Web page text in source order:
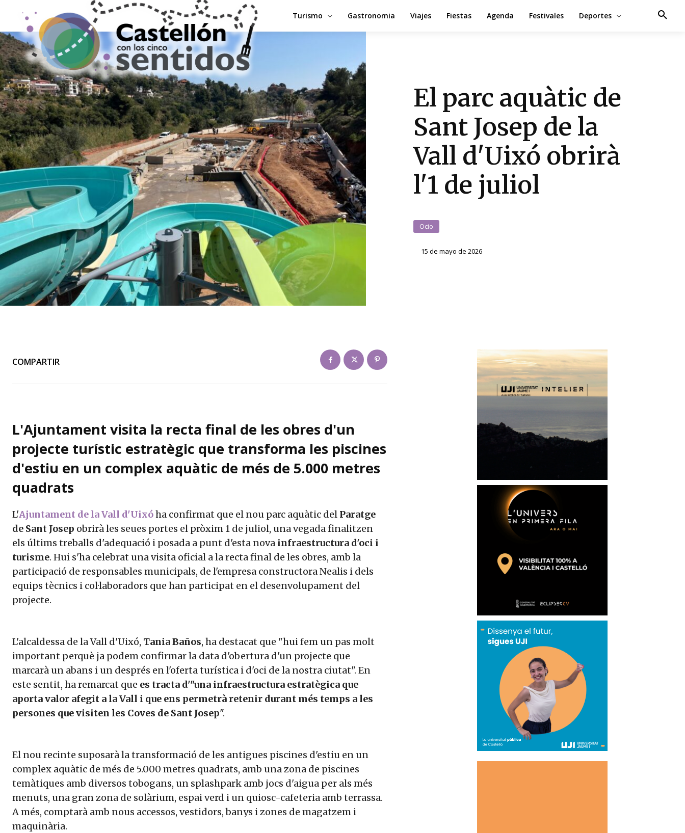
Turismo Gastronomia Viajes Fiestas Agenda Festivales Deportes
El parc aquàtic de
Sant Josep de la
Vall d'Uixó obrirà
l'1 de juliol
Ocio
15 de mayo de 2026
COMPARTIR
L'Ajuntament visita la recta final de les obres d'un
projecte turístic estratègic que transforma les piscines
d'estiu en un complex aquàtic de més de 5.000 metres
quadrats
L'Ajuntament de la Vall d'Uixóha confirmat que el nou parc aquàtic del Paratge
de Sant Josep obrirà les seues portes el pròxim 1 de juliol, una vegada finalitzen
els últims treballs d'adequació i posada a punt d'esta nova infraestructura d'oci i
turisme. Hui s'ha celebrat una visita oficial a la recta final de les obres, amb la
participació de responsables municipals, de l'empresa constructora Nealis i dels
equips tècnics i col·laboradors que han participat en el desenvolupament del
projecte.
L'alcaldessa de la Vall d'Uixó, Tania Baños, ha destacat que "hui fem un pas molt
important perquè ja podem confirmar la data d'obertura d'un projecte que
marcarà un abans i un després en l'oferta turística i d'oci de la nostra ciutat". En
este sentit, ha remarcat que es tracta d'"una infraestructura estratègica que
aporta valor afegit a la Vall i que ens permetrà retenir durant més temps a les
persones que visiten les Coves de Sant Josep".
El nou recinte suposarà la transformació de les antigues piscines d'estiu en un
complex aquàtic de més de 5.000 metres quadrats, amb una zona de piscines
temàtiques amb diversos tobogans, un splashpark amb jocs d'aigua per als més
menuts, una gran zona de solàrium, espai verd i un quiosc-cafeteria amb terrassa.
A més, comptarà amb nous accessos, vestidors, banys i zones de magatzem i
maquinària.